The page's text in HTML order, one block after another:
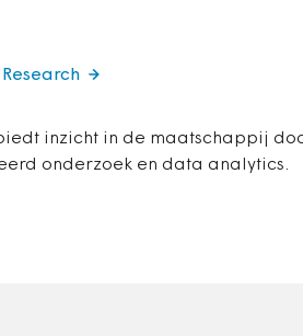
inzicht in de maatschappij
onderzoek en data analytics.